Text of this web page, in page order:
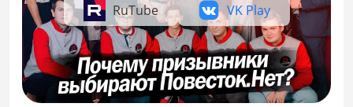
RuTube VK Play